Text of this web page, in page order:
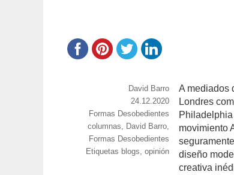
A mediados
Londres
movimiento
diseño
creativa
https://www.experimenta.es/
barro/
David Barro
Publicado
el
24.12.2020
Categorías
Formas Desobedientes
Etiquetas
columnas, David Barro,
Formas Desobedientes
Etiquetas blogs,opinión